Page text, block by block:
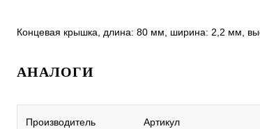
Концевая крышка, длина: 80 мм, ширина: 2,2 мм,
АНАЛОГИ
Производитель Артикул